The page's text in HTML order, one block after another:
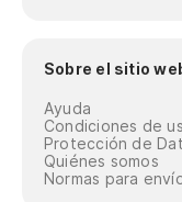
Sobre el sitio
Ayuda
Condiciones de
Protección de
Quiénes somos
Normas para